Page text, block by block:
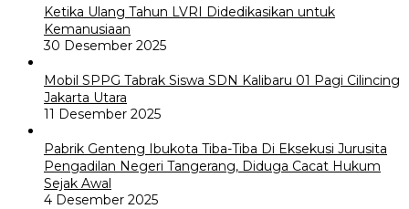
Ketika Ulang Tahun LVRI Didedikasikan untuk
Kemanusiaan
30 Desember 2025
Mobil SPPG Tabrak Siswa SDN Kalibaru 01 Pagi Cilincing
Jakarta Utara
11 Desember 2025
Pabrik Genteng Ibukota Tiba-Tiba Di Eksekusi Jurusita
Pengadilan Negeri Tangerang, Diduga Cacat Hukum
Sejak Awal
4 Desember 2025